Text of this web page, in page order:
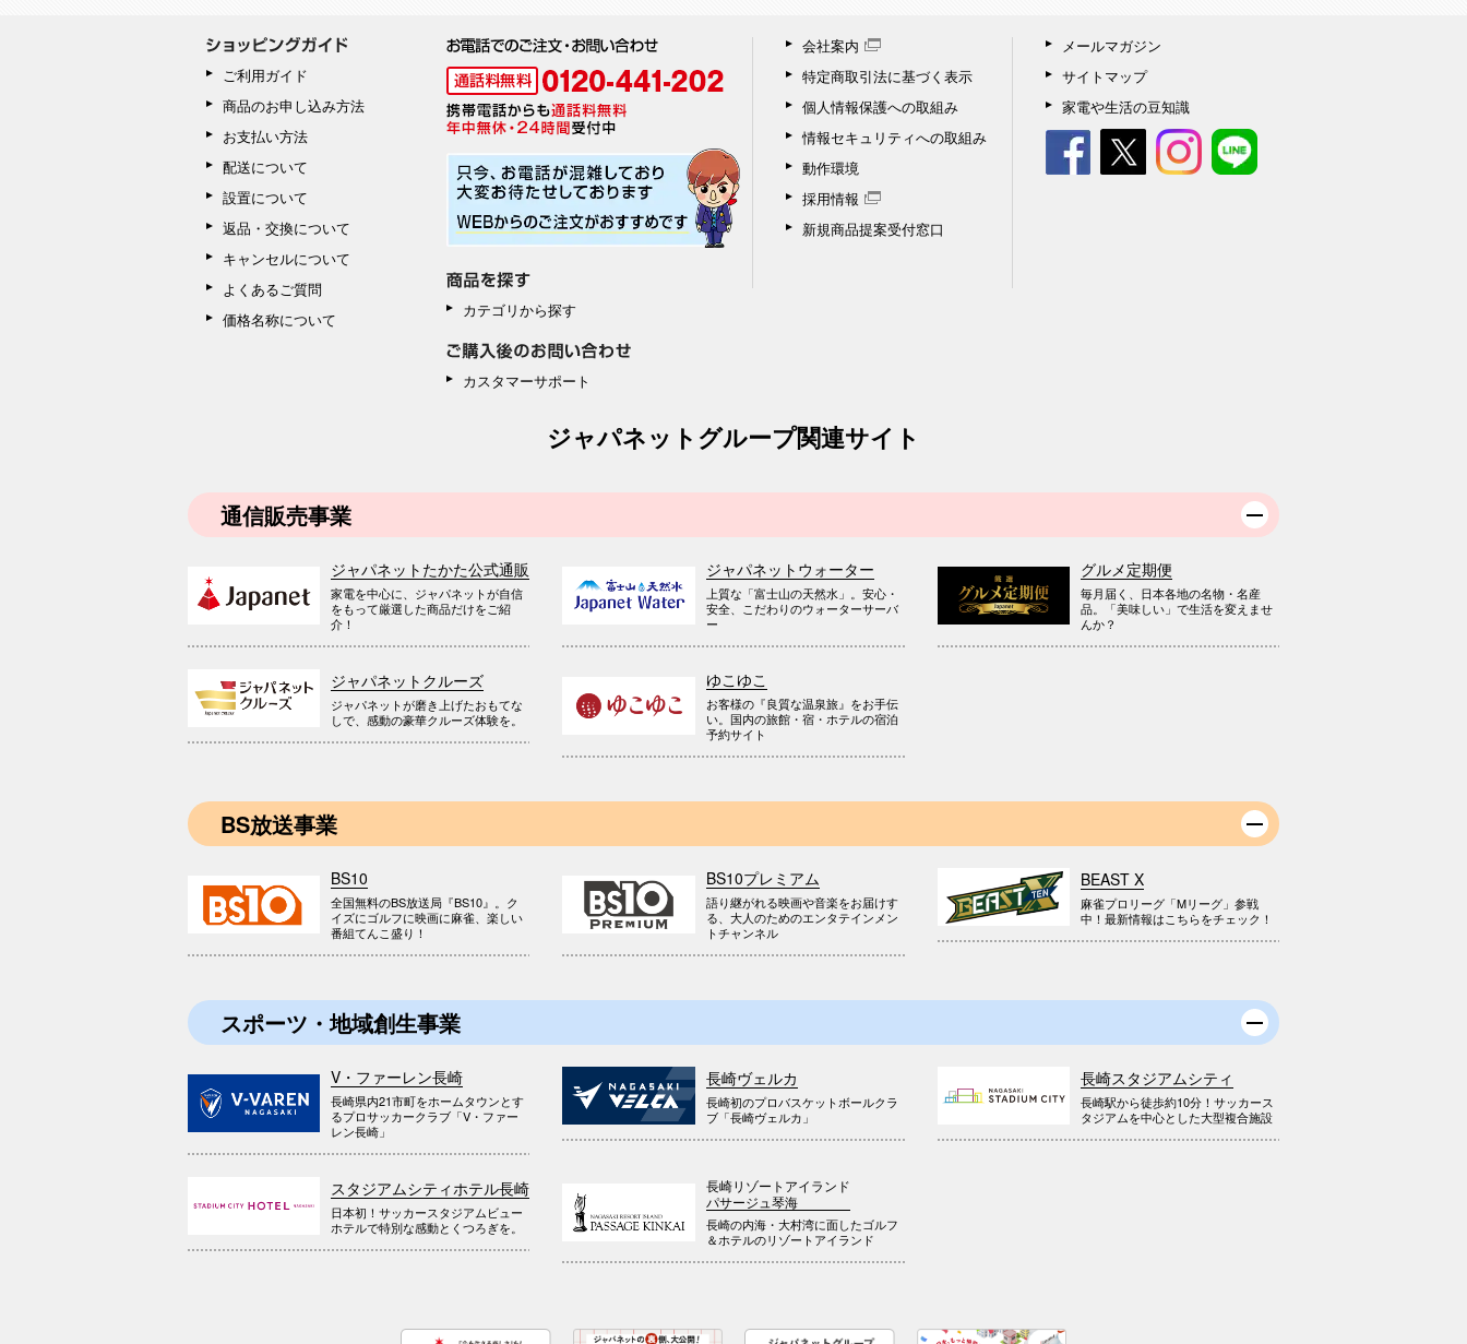
ご利用ガイド
商品のお申し込み方法
お支払い方法
配送について
設置について
返品・交換について
キャンセルについて
よくあるご質問
価格名称について
カテゴリから探す
カスタマーサポート
会社案内
特定商取引法に基づく表示
個人情報保護への取組み
情報セキュリティへの取組み
動作環境
採用情報
新規商品提案受付窓口
メールマガジン
サイトマップ
家電や生活の豆知識
ジャパネットグループ関連サイト
通信販売事業
ジャパネットたかた公式通販
家電を中心に、ジャパネットが自信
をもって厳選した商品だけをご紹
介！
ジャパネットウォーター
上質な「富士山の天然水」。安心・
安全、こだわりのウォーターサーバ
ー
グルメ定期便
毎月届く、日本各地の名物・名産
品。「美味しい」で生活を変えませ
んか？
ジャパネットクルーズ
ジャパネットが磨き上げたおもてな
しで、感動の豪華クルーズ体験を。
ゆこゆこ
お客様の『良質な温泉旅』をお手伝
い。国内の旅館・宿・ホテルの宿泊
予約サイト
BS放送事業
BS10
全国無料のBS放送局『BS10』。ク
イズにゴルフに映画に麻雀、楽しい
番組てんこ盛り！
BS10プレミアム
語り継がれる映画や音楽をお届けす
る、大人のためのエンタテインメン
トチャンネル
BEAST X
麻雀プロリーグ「Mリーグ」参戦
中！最新情報はこちらをチェック！
スポーツ・地域創生事業
V・ファーレン長崎
長崎県内21市町をホームタウンとす
るプロサッカークラブ「V・ファー
レン長崎」
長崎ヴェルカ
長崎初のプロバスケットボールクラ
ブ「長崎ヴェルカ」
長崎スタジアムシティ
長崎駅から徒歩約10分！サッカース
タジアムを中心とした大型複合施設
スタジアムシティホテル長崎
日本初！サッカースタジアムビュー
ホテルで特別な感動とくつろぎを。
長崎リゾートアイランド
パサージュ琴海
長崎の内海・大村湾に面したゴルフ
＆ホテルのリゾートアイランド